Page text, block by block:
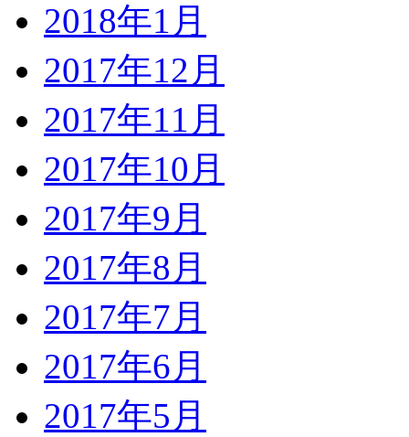
2018年1月
2017年12月
2017年11月
2017年10月
2017年9月
2017年8月
2017年7月
2017年6月
2017年5月